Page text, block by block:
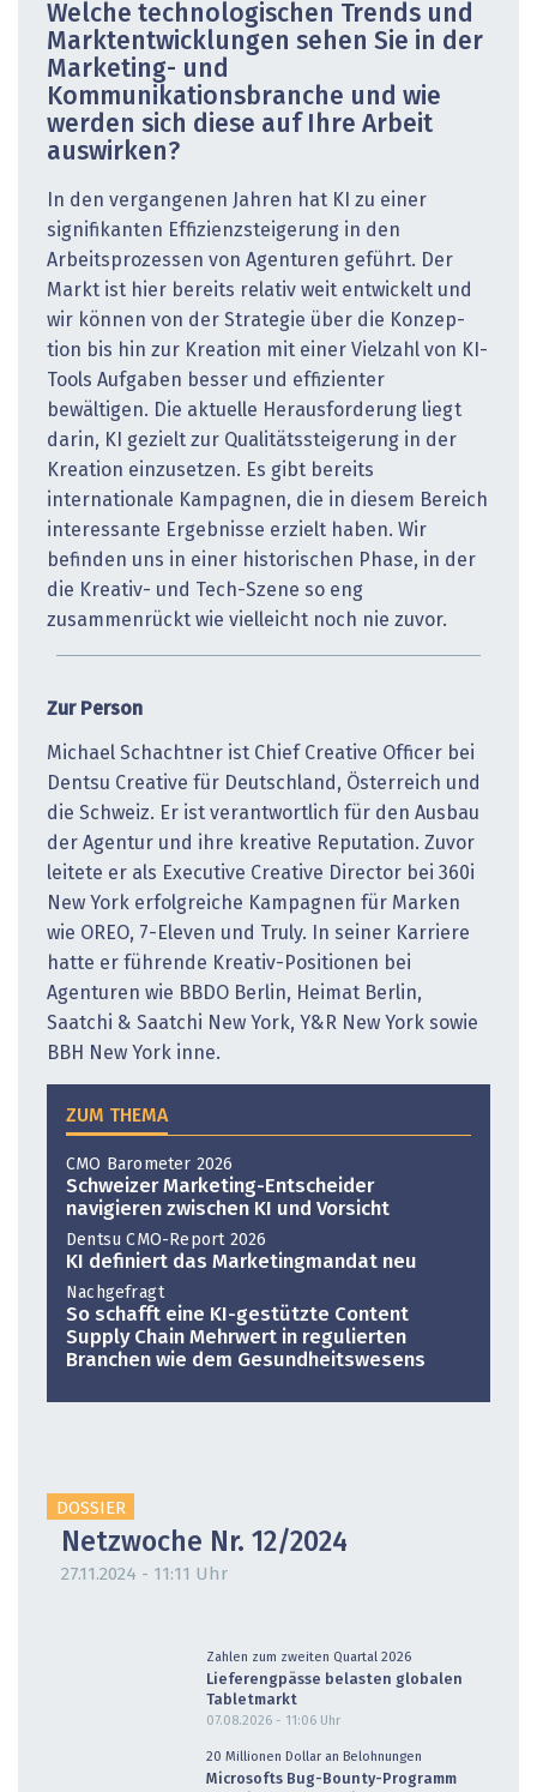
Welche technologischen Trends und
Marktentwicklungen sehen Sie in der
Marketing- und
Kommunikationsbranche und wie
werden sich diese auf Ihre Arbeit
auswirken?
In den vergangenen Jahren hat KI zu einer
signifikanten Effizienzsteigerung in den
Arbeitsprozessen von Agenturen geführt. Der
Markt ist hier bereits relativ weit entwickelt und
wir können von der Strategie über die Konzep­
tion bis hin zur Kreation mit einer Vielzahl von KI-
Tools Aufgaben besser und effizienter
bewältigen. Die aktuelle Herausforderung liegt
darin, KI gezielt zur Qualitätssteigerung in der
Kreation einzusetzen. Es gibt bereits
internationale Kampagnen, die in diesem Bereich
interessante Ergebnisse erzielt haben. Wir
befinden uns in einer historischen Phase, in der
die Kreativ- und Tech-Szene so eng
zusammenrückt wie vielleicht noch nie zuvor.
Zur Person
Michael Schachtner ist Chief Creative Officer bei
Dentsu Creative für Deutschland, Österreich und
die Schweiz. Er ist verantwortlich für den Ausbau
der Agentur und ihre kreative Reputation. Zuvor
leitete er als Executive Crea­tive Director bei 360i
New York erfolgreiche Kampagnen für Marken
wie OREO, 7-Eleven und Truly. In seiner Kar­riere
hatte er führende Kreativ-­Positionen bei
Agenturen wie BBDO Berlin, Heimat Berlin,
Saatchi & Saatchi New York, Y&R New York sowie
BBH New York inne.
ZUM THEMA
CMO Barometer 2026
Schweizer Marketing-Entscheider
navigieren zwischen KI und Vorsicht
Dentsu CMO-Report 2026
KI definiert das Marketingmandat neu
Nachgefragt
So schafft eine KI-gestützte Content
Supply Chain Mehrwert in regulierten
Branchen wie dem Gesundheitswesens
DOSSIER
Netzwoche Nr. 12/2024
27.11.2024 - 11:11 Uhr
Zahlen zum zweiten Quartal 2026
Lieferengpässe belasten globalen
Tabletmarkt
07.08.2026 - 11:06 Uhr
20 Millionen Dollar an Belohnungen
Microsofts Bug-Bounty-Programm